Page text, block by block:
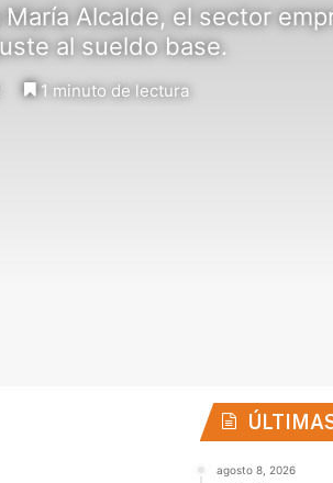
Alcalde, el sector
al sueldo base.
1 minuto de lectura
agosto 8, 2026